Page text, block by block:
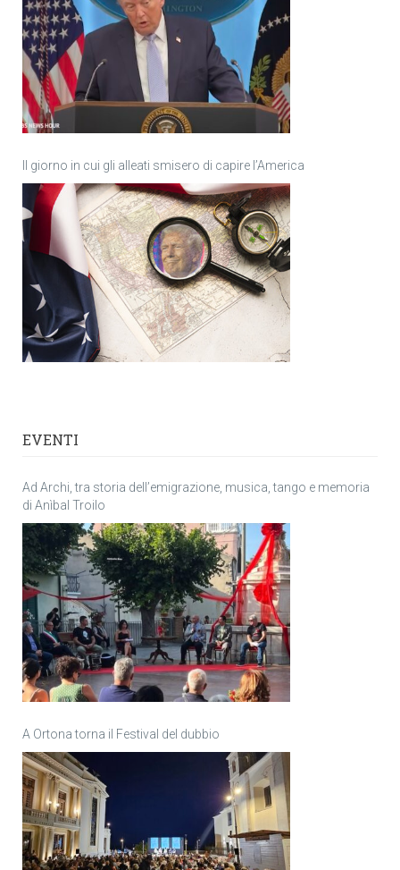
Il giorno in cui gli alleati smisero di capire l’America
EVENTI
Ad Archi, tra storia dell’emigrazione, musica, tango e memoria
di Anìbal Troilo
A Ortona torna il Festival del dubbio